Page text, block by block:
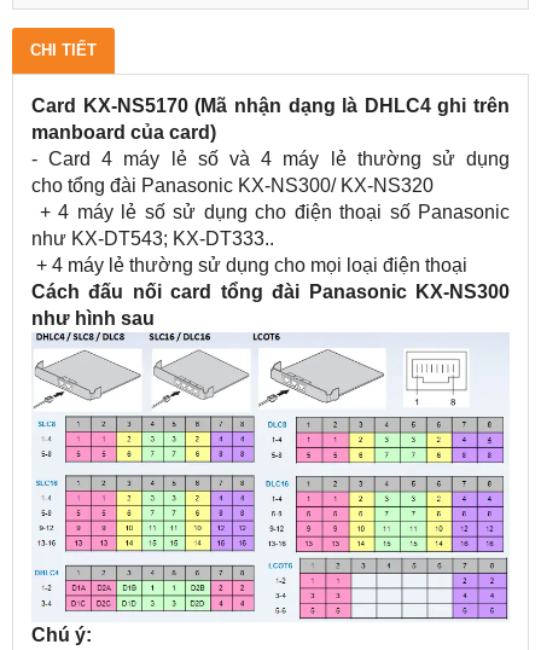
CHI TIẾT
Card KX-NS5170 (Mã nhận dạng là DHLC4 ghi trên
manboard của card)
- Card 4 máy lẻ số và 4 máy lẻ thường sử dụng
cho tổng đài Panasonic KX-NS300/ KX-NS320
+ 4 máy lẻ số sử dụng cho điện thoại số Panasonic
như KX-DT543; KX-DT333..
+ 4 máy lẻ thường sử dụng cho mọi loại điện thoại
Cách đấu nối card tổng đài Panasonic KX-NS300
như hình sau
Chú ý: